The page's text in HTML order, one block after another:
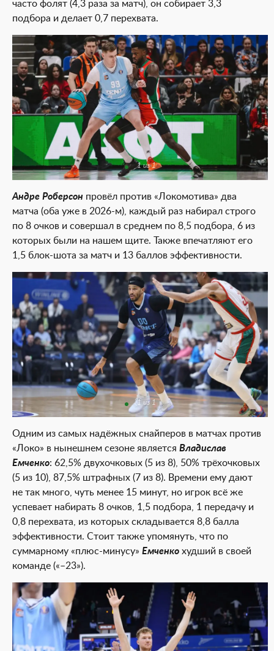
часто фолят (4,3 раза за матч), он собирает 3,3
подбора и делает 0,7 перехвата.
1 из 1
Андре Роберсон провёл против «Локомотива» два
матча (оба уже в 2026-м), каждый раз набирал строго
по 8 очков и совершал в среднем по 8,5 подбора, 6 из
которых были на нашем щите. Также впечатляют его
1,5 блок-шота за матч и 13 баллов эффективности.
1 из 1
Одним из самых надёжных снайперов в матчах против
«Локо» в нынешнем сезоне является Владислав
Емченко: 62,5% двухочковых (5 из 8), 50% трёхочковых
(5 из 10), 87,5% штрафных (7 из 8). Времени ему дают
не так много, чуть менее 15 минут, но игрок всё же
успевает набирать 8 очков, 1,5 подбора, 1 передачу и
0,8 перехвата, из которых складывается 8,8 балла
эффективности. Стоит также упомянуть, что по
суммарному «плюс-минусу» Емченко худший в своей
команде («–23»).